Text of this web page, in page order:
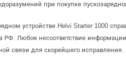
при покупке
устройстве Helvi Starter 1000
РФ. Любое несоответствие
связи для скорейшего исправления.